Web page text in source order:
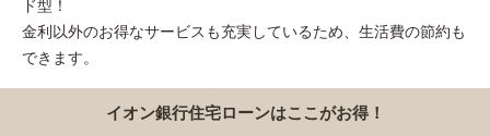
ド型！
金利以外のお得なサービスも充実しているため、生活費の節約も
できます。
イオン銀行住宅ローンはここがお得！